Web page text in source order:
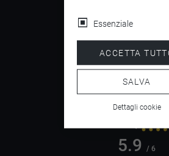
4.5/ 5
5.9 / 6
Essenziale
ACCETTA
SALVA
Dettagli cookie